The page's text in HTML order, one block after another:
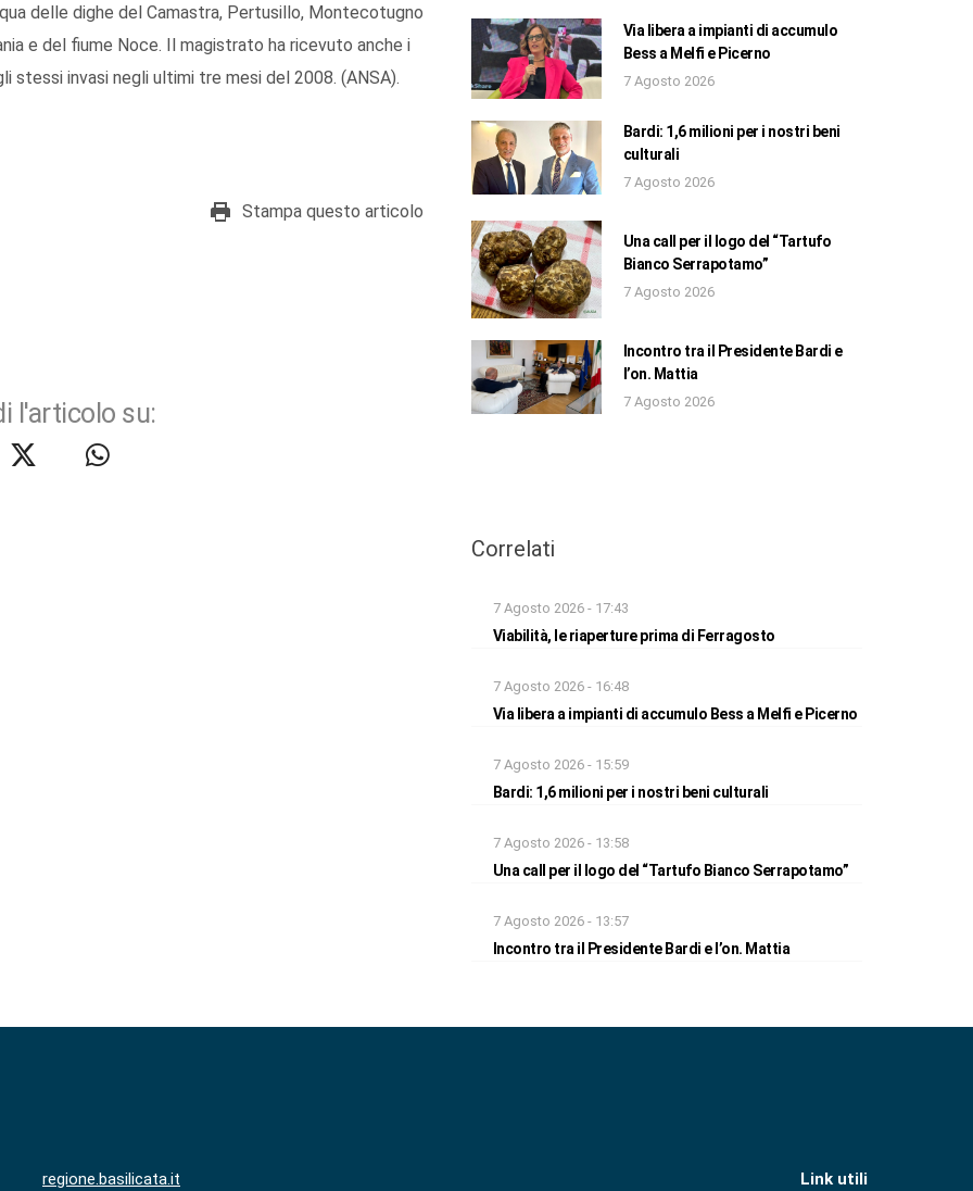
delle dighe del Camastra, Pertusillo, Montecotugno
e del fiume Noce. Il magistrato ha ricevuto anche i
invasi negli ultimi tre mesi del 2008. (ANSA).
Stampa questo articolo
l'articolo su:
Via libera a impianti di accumulo
Bess a Melfi e Picerno
7 Agosto 2026
Bardi: 1,6 milioni per i nostri beni
culturali
7 Agosto 2026
Una call per il logo del “Tartufo
Bianco Serrapotamo”
7 Agosto 2026
Incontro tra il Presidente Bardi e
l’on. Mattia
7 Agosto 2026
Correlati
7 Agosto 2026 - 17:43
Viabilità, le riaperture prima di Ferragosto
7 Agosto 2026 - 16:48
Via libera a impianti di accumulo Bess a Melfi e Picerno
7 Agosto 2026 - 15:59
Bardi: 1,6 milioni per i nostri beni culturali
7 Agosto 2026 - 13:58
Una call per il logo del “Tartufo Bianco Serrapotamo”
7 Agosto 2026 - 13:57
Incontro tra il Presidente Bardi e l’on. Mattia
regione.basilicata.it Link utili